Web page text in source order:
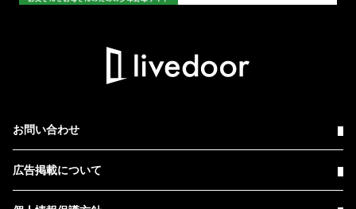
お問い合わせ
広告掲載について